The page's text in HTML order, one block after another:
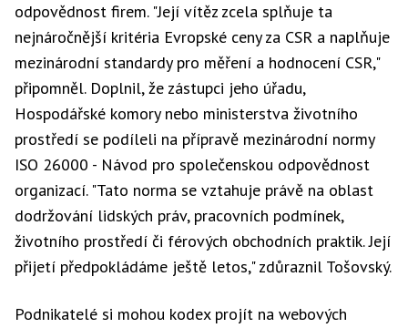
odpovědnost firem. "Její vítěz zcela splňuje ta
nejnáročnější kritéria Evropské ceny za CSR a naplňuje
mezinárodní standardy pro měření a hodnocení CSR,"
připomněl. Doplnil, že zástupci jeho úřadu,
Hospodářské komory nebo ministerstva životního
prostředí se podíleli na přípravě mezinárodní normy
ISO 26000 - Návod pro společenskou odpovědnost
organizací. "Tato norma se vztahuje právě na oblast
dodržování lidských práv, pracovních podmínek,
životního prostředí či férových obchodních praktik. Její
přijetí předpokládáme ještě letos," zdůraznil Tošovský.
Podnikatelé si mohou kodex projít na webových